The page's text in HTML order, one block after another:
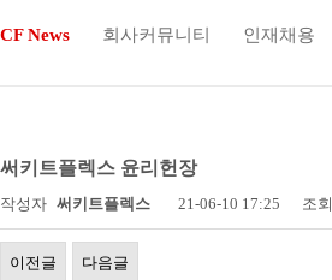
CF News 회사커뮤니티 인재채용
써키트플렉스 윤리헌장
작성자 써키트플렉스 21-06-10 17:25 조회
이전글 다음글